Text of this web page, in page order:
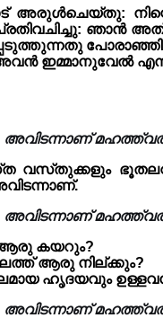
അരുൾചെയ്‌തു:
ഞാൻ
ഇമ്മാനുവേൽ എന്നു
അവിടന്നാണ്
ഭൂതലവും
അവിടന്നാണ്
ആരു കയറും?
ആരു നില്ക്കും?
ഹൃദയവും
അവിടന്നാണ്